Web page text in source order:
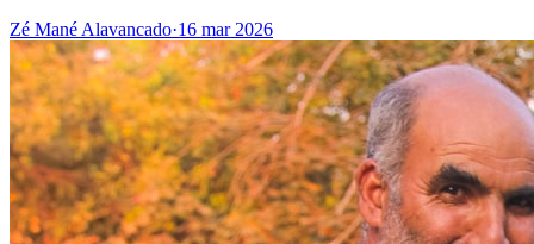
Zé Mané Alavancado·16 mar 2026